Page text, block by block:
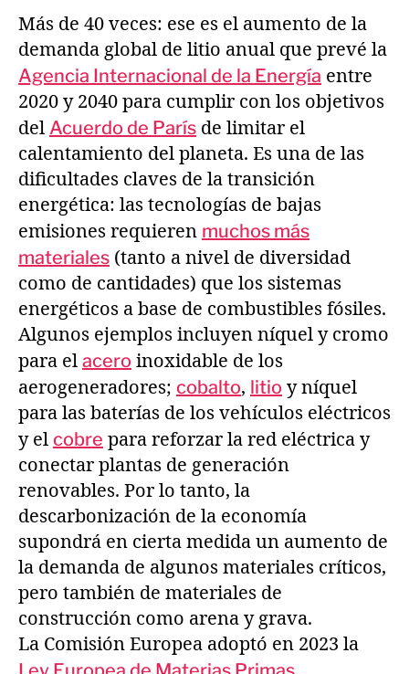
Más de 40 veces: ese es el aumento de la
demanda global de litio anual que prevé la
Agencia Internacional de la Energía entre
2020 y 2040 para cumplir con los objetivos
del Acuerdo de París de limitar el
calentamiento del planeta. Es una de las
dificultades claves de la transición
energética: las tecnologías de bajas
emisiones requieren muchos más
materiales (tanto a nivel de diversidad
como de cantidades) que los sistemas
energéticos a base de combustibles fósiles.
Algunos ejemplos incluyen níquel y cromo
para el acero inoxidable de los
aerogeneradores; cobalto, litio y níquel
para las baterías de los vehículos eléctricos
y el cobre para reforzar la red eléctrica y
conectar plantas de generación
renovables. Por lo tanto, la
descarbonización de la economía
supondrá en cierta medida un aumento de
la demanda de algunos materiales críticos,
pero también de materiales de
construcción como arena y grava.
La Comisión Europea adoptó en 2023 la